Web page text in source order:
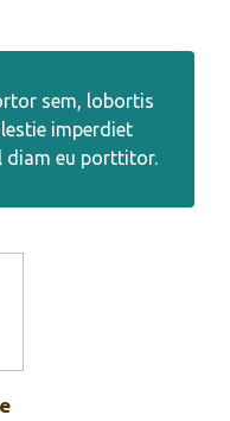
sem, lobortis
imperdiet
diam eu porttitor.